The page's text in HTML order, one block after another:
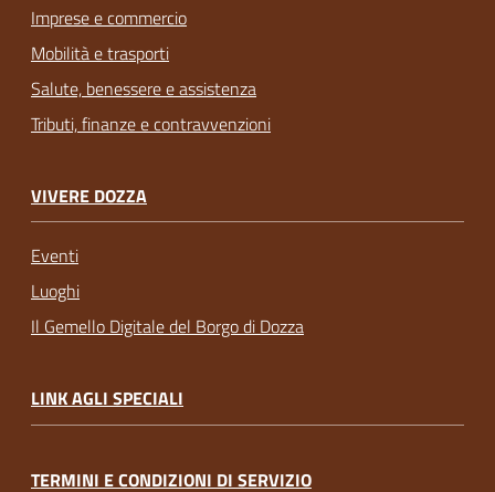
Imprese e commercio
Mobilità e trasporti
Salute, benessere e assistenza
Tributi, finanze e contravvenzioni
VIVERE DOZZA
Eventi
Luoghi
Il Gemello Digitale del Borgo di Dozza
LINK AGLI SPECIALI
TERMINI E CONDIZIONI DI SERVIZIO